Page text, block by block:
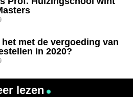
het met de vergoeding van
in 2020?
lezen